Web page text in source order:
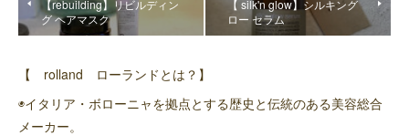
【rebuilding】リビルディン
グ ヘアマスク
【 silk'n glow】シルキング
ロー セラム
【 rolland ローランドとは？】
◉イタリア・ボローニャを拠点とする歴史と伝統のある美容総合
メーカー。